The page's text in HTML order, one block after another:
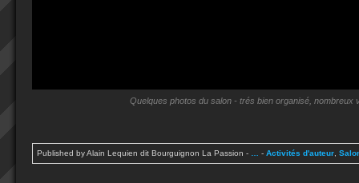
Quelques photos du salon - trés bien organisé, nombreux
Published by Alain Lequien dit Bourguignon La Passion - - Activités d'auteur